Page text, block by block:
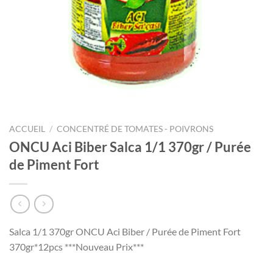
ACCUEIL / CONCENTRÉ DE TOMATES - POIVRONS
ONCU Aci Biber Salca 1/1 370gr / Purée
de Piment Fort
Salca 1/1 370gr ONCU Aci Biber / Purée de Piment Fort
370gr*12pcs ***Nouveau Prix***